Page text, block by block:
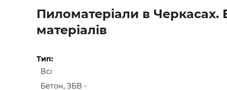
Пиломатеріали в Черкасах.
матеріалів
Тип:
Всі
Бетон, ЗБВ -